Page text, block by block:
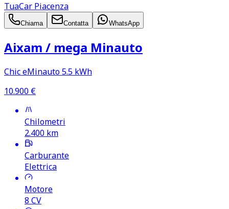
TuaCar Piacenza
Chiama Contatta WhatsApp
Aixam /​ mega Minauto
Chic eMinauto 5.5 kWh
10.900 €
Chilometri
2.400 km
Carburante
Elettrica
Motore
8 CV